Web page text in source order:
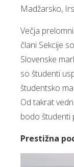
Madžarsko,
Večja
člani Sekcije
Slovenske
so študenti
študentsko
Od takrat
bodo študenti
Prestižna